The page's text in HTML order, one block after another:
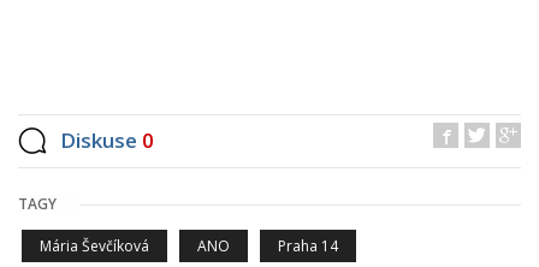
Diskuse 0
TAGY
Mária Ševčíková ANO Praha 14